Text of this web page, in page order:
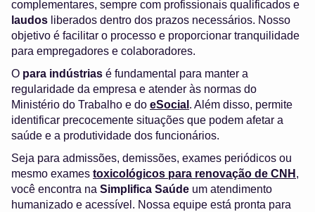
complementares, sempre com profissionais qualificados e
laudos liberados dentro dos prazos necessários. Nosso
objetivo é facilitar o processo e proporcionar tranquilidade
para empregadores e colaboradores.
O para indústrias é fundamental para manter a
regularidade da empresa e atender às normas do
Ministério do Trabalho e do eSocial . Além disso, permite
identificar precocemente situações que podem afetar a
saúde e a produtividade dos funcionários.
Seja para admissões, demissões, exames periódicos ou
mesmo exames toxicológicos para renovação de CNH ,
você encontra na Simplifica Saúde um atendimento
humanizado e acessível. Nossa equipe está pronta para